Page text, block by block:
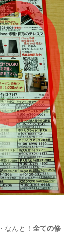
なんと！全ての修